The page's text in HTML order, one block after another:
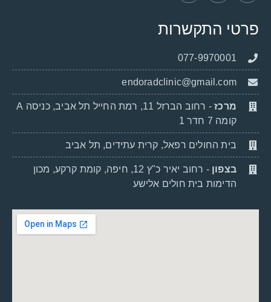
פרטי התקשרות
077-9970001
endoradclinic@gmail.com
מרכז
- רחוב הברזל 11, רמת החייל תל אביב, כניסה A
קומה 7 חדר 1
בית החולים רפאל, קרית עתידים, תל אביב
בצפון
- רחוב יאיר כ"ץ 12, חיפה, קומת קרקע, מכון
הדימות בית חולים אלישע